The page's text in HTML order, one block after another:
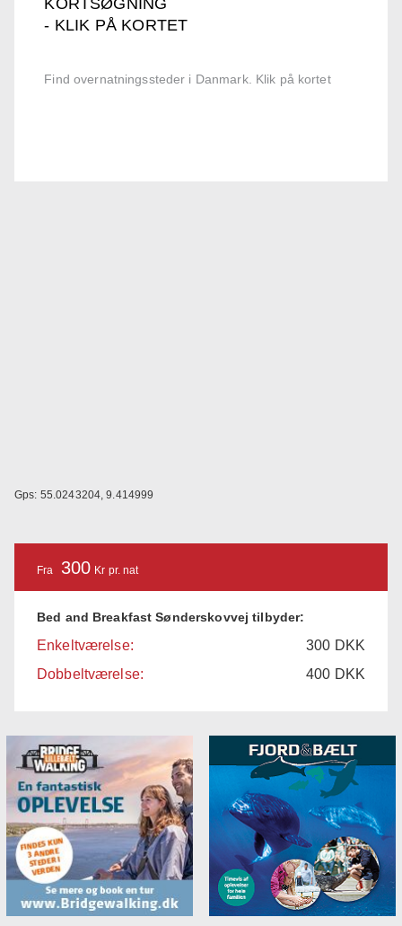
- KLIK PÅ KORTET
Find overnatningssteder i Danmark. Klik på kortet
Gps: 55.0243204, 9.414999
Fra 300 Kr pr. nat
Bed and Breakfast Sønderskovvej tilbyder:
Enkeltværelse: 300 DKK
Dobbeltværelse:
400 DKK